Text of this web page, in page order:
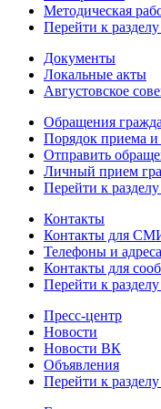
Методическая
Перейти к
Документы
Локальные акты
Августовское
Обращения
Порядок приема и
Отправить
Личный прием
Перейти к
Контакты
Контакты для
Телефоны и
Контакты для
Перейти к
Пресс-центр
Новости
Новости ВК
Объявления
Перейти к